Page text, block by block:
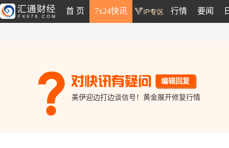
首 页 7x24快讯 行情 要闻
美伊迎边打边谈信号！黄金展开修复行情
编辑回复